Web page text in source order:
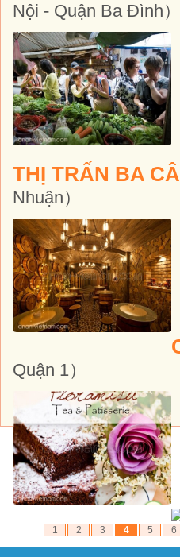
Nội - Quận Ba Đình）
THỊ TRẤN BA
Nhuận）
Quận 1）
1 2 3 4 5 6